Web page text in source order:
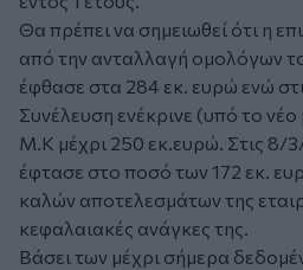
Θα πρέπει να σημειωθεί ότι η
από την ανταλλαγή ομολόγων
έφθασε στα 284 εκ. ευρώ ενώ
Συνέλευση ενέκρινε (υπό το
Μ.Κ μέχρι 250 εκ.ευρώ. Στις 8/
έφτασε στο ποσό των 172 εκ.
καλών αποτελεσμάτων της
κεφαλαιακές ανάγκες της.
Βάσει των μέχρι σήμερα